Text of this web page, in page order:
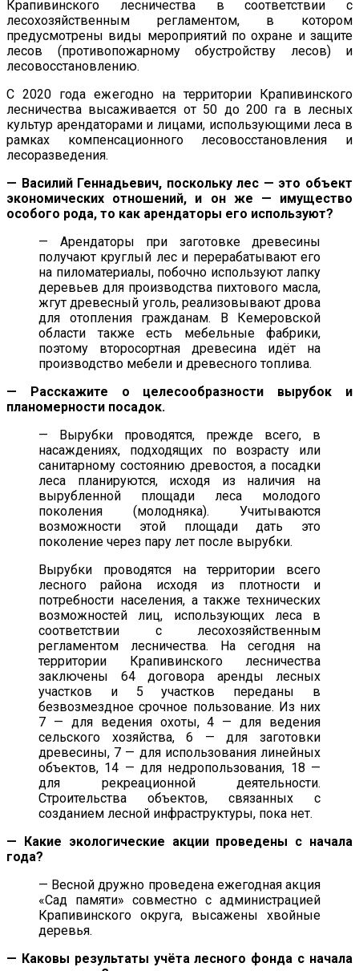
Крапивинского лесничества в соответствии с
лесохозяйственным регламентом, в котором
предусмотрены виды мероприятий по охране и защите
лесов (противопожарному обустройству лесов) и
лесовосстановлению.
С 2020 года ежегодно на территории Крапивинского
лесничества высаживается от 50 до 200 га в лесных
культур арендаторами и лицами, использующими леса в
рамках компенсационного лесовосстановления и
лесоразведения.
— Василий Геннадьевич, поскольку лес — это объект
экономических отношений, и он же — имущество
особого рода, то как арендаторы его используют?
— Арендаторы при заготовке древесины
получают круглый лес и перерабатывают его
на пиломатериалы, побочно используют лапку
деревьев для производства пихтового масла,
жгут древесный уголь, реализовывают дрова
для отопления гражданам. В Кемеровской
области также есть мебельные фабрики,
поэтому второсортная древесина идёт на
производство мебели и древесного топлива.
— Расскажите о целесообразности вырубок и
планомерности посадок.
— Вырубки проводятся, прежде всего, в
насаждениях, подходящих по возрасту или
санитарному состоянию древостоя, а посадки
леса планируются, исходя из наличия на
вырубленной площади леса молодого
поколения (молодняка). Учитываются
возможности этой площади дать это
поколение через пару лет после вырубки.
Вырубки проводятся на территории всего
лесного района исходя из плотности и
потребности населения, а также технических
возможностей лиц, использующих леса в
соответствии с лесохозяйственным
регламентом лесничества. На сегодня на
территории Крапивинского лесничества
заключены 64 договора аренды лесных
участков и 5 участков переданы в
безвозмездное срочное пользование. Из них
7 — для ведения охоты, 4 — для ведения
сельского хозяйства, 6 — для заготовки
древесины, 7 — для использования линейных
объектов, 14 — для недропользования, 18 —
для рекреационной деятельности.
Строительства объектов, связанных с
созданием лесной инфраструктуры, пока нет.
— Какие экологические акции проведены с начала
года?
— Весной дружно проведена ежегодная акция
«Сад памяти» совместно с администрацией
Крапивинского округа, высажены хвойные
деревья.
— Каковы результаты учёта лесного фонда с начала